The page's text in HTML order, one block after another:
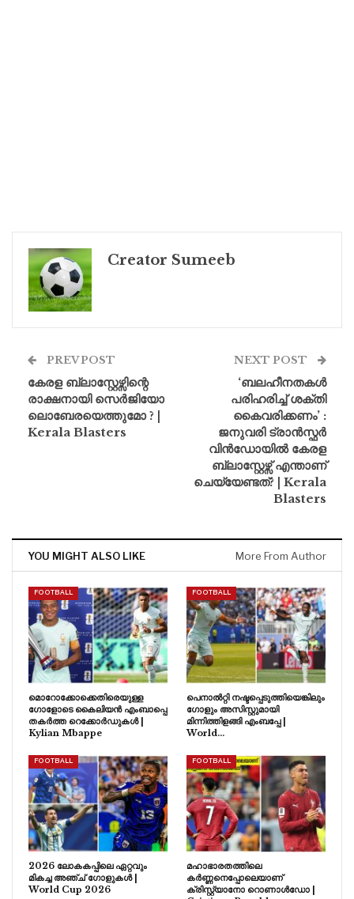
Creator Sumeeb
PREV POST
കേരള ബ്ലാസ്റ്റേഴ്സിന്റെ
രാക്ഷനായി സെർജിയോ
ലൊബേരയെത്തുമോ ? |
Kerala Blasters
NEXT POST
‘ബലഹീനതകൾ
പരിഹരിച്ച് ശക്തി
കൈവരിക്കണം’ :
ജനുവരി ട്രാൻസ്ഫർ
വിൻഡോയിൽ കേരള
ബ്ലാസ്റ്റേഴ്സ് എന്താണ്
ചെയ്യേണ്ടത്? | Kerala
Blasters
YOU MIGHT ALSO LIKE More From Author
FOOTBALL
മൊറോക്കോക്കെതിരെയുള്ള
ഗോളോടെ കൈലിയൻ എംബാപ്പെ
തകർത്ത റെക്കോർഡുകൾ |
Kylian Mbappe
FOOTBALL
പെനാൽറ്റി നഷ്ടപ്പെടുത്തിയെങ്കിലും
ഗോളും അസിസ്റ്റുമായി
മിന്നിത്തിളങ്ങി എംബപ്പേ |
World…
FOOTBALL
2026 ലോകകപ്പിലെ ഏറ്റവും
മികച്ച അഞ്ച് ഗോളുകൾ |
World Cup 2026
FOOTBALL
മഹാഭാരതത്തിലെ
കർണ്ണനെപ്പോലെയാണ്
ക്രിസ്റ്റ്യാനോ റൊണാൾഡോ |